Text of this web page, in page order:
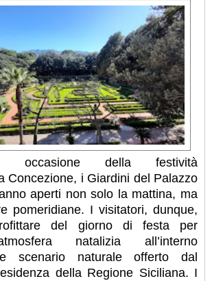
occasione della festività
Concezione, i Giardini del Palazzo
aperti non solo la mattina, ma
pomeridiane. I visitatori, dunque,
del giorno di festa per
natalizia all’interno
scenario naturale offerto dal
della Regione Siciliana. I